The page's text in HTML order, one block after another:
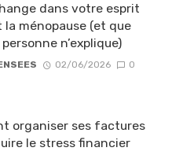
dans votre esprit
la ménopause (et que
n’explique)
02/06/2026 0
organiser ses factures
le stress financier